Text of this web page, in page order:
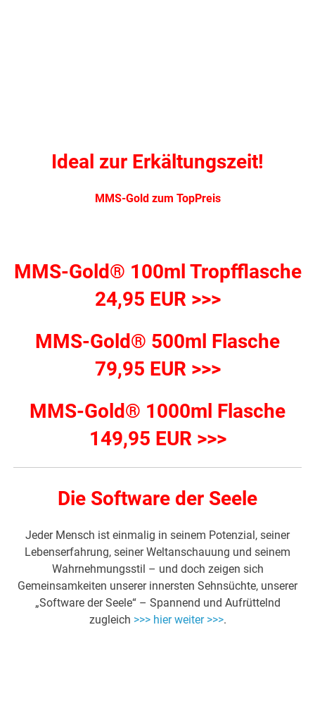
Ideal zur Erkältungszeit!
MMS-Gold zum TopPreis
MMS-Gold® 100ml Tropfflasche
24,95 EUR >>>
MMS-Gold® 500ml Flasche
79,95 EUR >>>
MMS-Gold® 1000ml Flasche
149,95 EUR >>>
Die Software der Seele
Jeder Mensch ist einmalig in seinem Potenzial, seiner
Lebenserfahrung, seiner Weltanschauung und seinem
Wahrnehmungsstil – und doch zeigen sich
Gemeinsamkeiten unserer innersten Sehnsüchte, unserer
„Software der Seele“ – Spannend und Aufrüttelnd
zugleich >>> hier weiter >>>.